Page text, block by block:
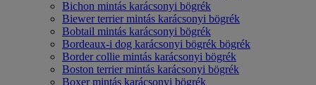
Bichon mintás karácsonyi bögrék
Biewer terrier mintás karácsonyi bögrék
Bobtail mintás karácsonyi bögrék
Bordeaux-i dog karácsonyi bögrék bögrék
Border collie mintás karácsonyi bögrék
Boston terrier mintás karácsonyi bögrék
Boxer mintás karácsonyi bögrék